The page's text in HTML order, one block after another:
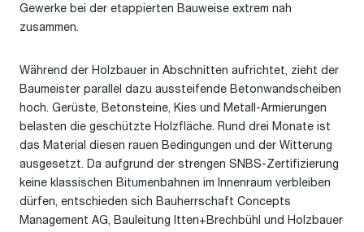
Gewerke bei der etappierten Bauweise extrem nah
zusammen.
Während der Holzbauer in Abschnitten aufrichtet, zieht der
Baumeister parallel dazu aussteifende Betonwandscheiben
hoch. Gerüste, Betonsteine, Kies und Metall-Armierungen
belasten die geschützte Holzfläche. Rund drei Monate ist
das Material diesen rauen Bedingungen und der Witterung
ausgesetzt. Da aufgrund der strengen SNBS-Zertifizierung
keine klassischen Bitumenbahnen im Innenraum verbleiben
dürfen, entschieden sich Bauherrschaft Concepts
Management AG, Bauleitung Itten+Brechbühl und Holzbauer